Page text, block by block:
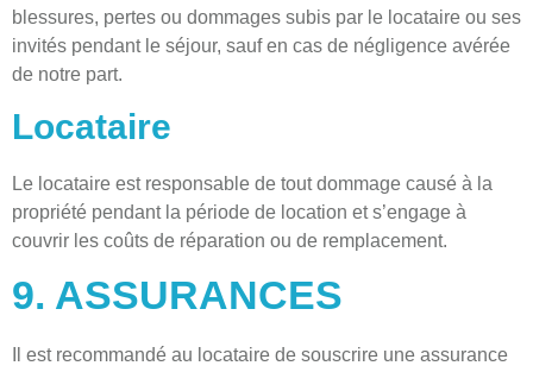
blessures, pertes ou dommages subis par le locataire ou ses
invités pendant le séjour, sauf en cas de négligence avérée
de notre part.
Locataire
Le locataire est responsable de tout dommage causé à la
propriété pendant la période de location et s’engage à
couvrir les coûts de réparation ou de remplacement.
9. ASSURANCES
Il est recommandé au locataire de souscrire une assurance